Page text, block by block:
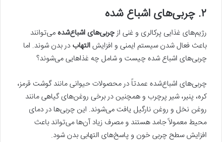
۲. چربی‌های اشباع شده
رژیم‌های غذایی پرکالری و غنی ازچربی‌های اشباع‌شده می‌توانند
باعث فعال شدن سیستم ایمنی و افزایش التهاب در بدن شوند. اما
چربی‌های اشباع شده چیست و شامل چه غذاهایی می‌شوند؟
چربی‌های اشباع‌شده عمدتاً در محصولات حیوانی مانند گوشت قرمز،
کره، پنیر، شیر پرچرب و همچنین در برخی روغن‌های گیاهی مانند
روغن نخل و روغن نارگیل یافت می‌شوند. این چربی‌ها در دمای
محیط معمولاً جامد هستند و مصرف زیاد آن‌ها می‌تواند باعث
افزایش سطح چربی خون و پاسخ‌های التهابی بدن شود.